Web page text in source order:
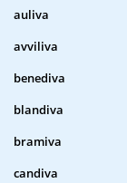
auliva
avviliva
benediva
blandiva
bramiva
candiva